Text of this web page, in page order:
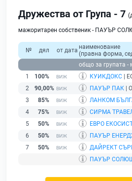
Дружества от Група - 7
мажоритарен собственик - ПАУЪР
№ дял от дата наименование
(правна форма,
общо за групата -
1
100% КУИКДОКС |
2
90,00% ПАУЪР ПАК |
3
85% ЛАНКОМ
4
75% СИРМА
5
50% ЕВРО
6
50% ПАУЪР
7
50% ДАЙРЕКТ
ПАУЪР